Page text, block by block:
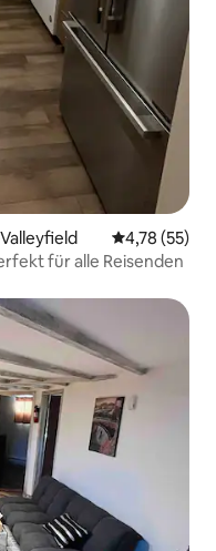
4,78 (55)
für alle Reisenden